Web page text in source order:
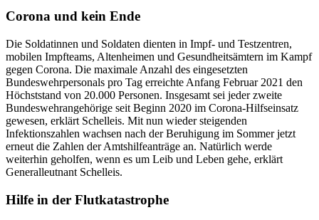
Corona und kein Ende
Die Soldatinnen und Soldaten dienten in Impf- und Testzentren,
mobilen Impfteams, Altenheimen und Gesundheitsämtern im Kampf
gegen Corona. Die maximale Anzahl des eingesetzten
Bundeswehrpersonals pro Tag erreichte Anfang Februar 2021 den
Höchststand von 20.000 Personen. Insgesamt sei jeder zweite
Bundeswehrangehörige seit Beginn 2020 im Corona-Hilfseinsatz
gewesen, erklärt Schelleis. Mit nun wieder steigenden
Infektionszahlen wachsen nach der Beruhigung im Sommer jetzt
erneut die Zahlen der Amtshilfeanträge an. Natürlich werde
weiterhin geholfen, wenn es um Leib und Leben gehe, erklärt
Generalleutnant Schelleis.
Hilfe in der Flutkatastrophe